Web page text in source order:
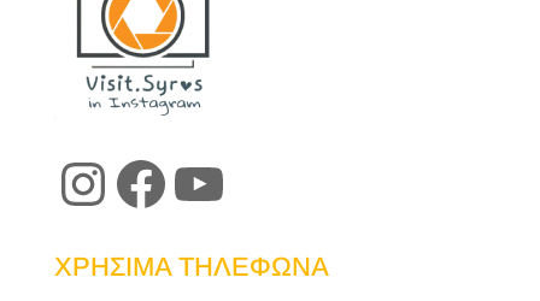
Instagram
Facebook
YouTube
ΧΡΗΣΙΜΑ ΤΗΛΕΦΩΝΑ